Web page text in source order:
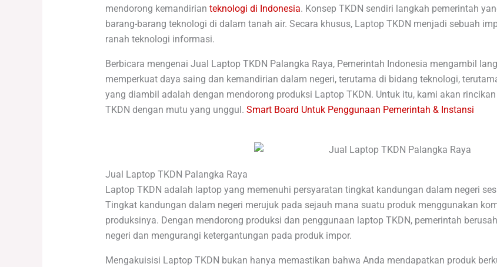
mendorong kemandirian teknologi di Indonesia. Konsep TKDN sendiri langkah pemerintah
barang-barang teknologi di dalam tanah air. Secara khusus, Laptop TKDN menjadi sebuah
ranah teknologi informasi.
Berbicara mengenai Jual Laptop TKDN Palangka Raya, Pemerintah Indonesia mengambil
memperkuat daya saing dan kemandirian dalam negeri, terutama di bidang teknologi,
yang diambil adalah dengan mendorong produksi Laptop TKDN. Untuk itu, kami akan
TKDN dengan mutu yang unggul. Smart Board Untuk Penggunaan Pemerintah & Instansi
Jual Laptop TKDN Palangka Raya
Laptop TKDN adalah laptop yang memenuhi persyaratan tingkat kandungan dalam negeri
Tingkat kandungan dalam negeri merujuk pada sejauh mana suatu produk menggunakan
produksinya. Dengan mendorong produksi dan penggunaan laptop TKDN, pemerintah
negeri dan mengurangi ketergantungan pada produk impor.
Mengakuisisi Laptop TKDN bukan hanya memastikan bahwa Anda mendapatkan produk